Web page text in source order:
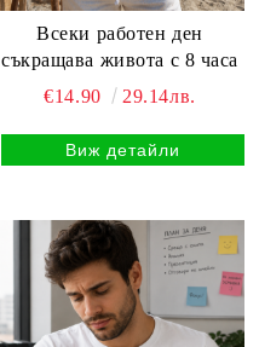
Всеки работен ден
съкращава живота с 8 часа
€14.90
29.14лв.
Виж детайли